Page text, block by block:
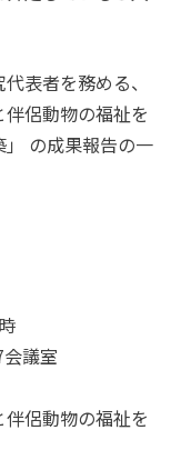
表者を務める、
伴侶動物の福祉を
の成果報告の一
議室
侶動物の福祉を